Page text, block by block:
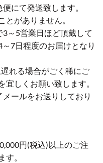
にて発送致します。
がありません。
～5営業日ほど頂戴して
7日程度のお届けとなり
れる場合がごく稀にご
宜しくお願い致します。
ールをお送りしており
円(税込)以上のご注
す。